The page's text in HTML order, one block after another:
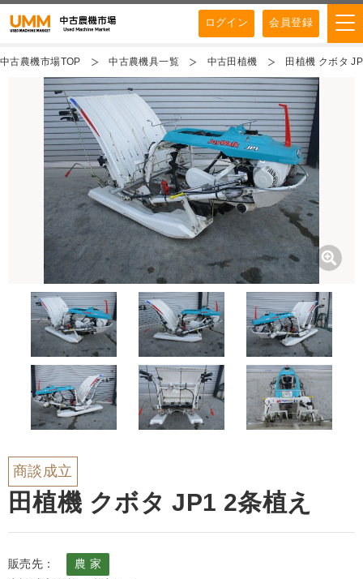
ログイン 会員登録
中古農機市場TOP 中古農機具一覧 中古田植機 田植機 クボタ
商談成立
田植機 クボタ JP1 2条植え
販売先：
農 家